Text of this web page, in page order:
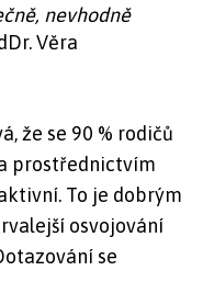
nevhodně
Věra
že se 90 % rodičů
prostřednictvím
To je dobrým
osvojování
se